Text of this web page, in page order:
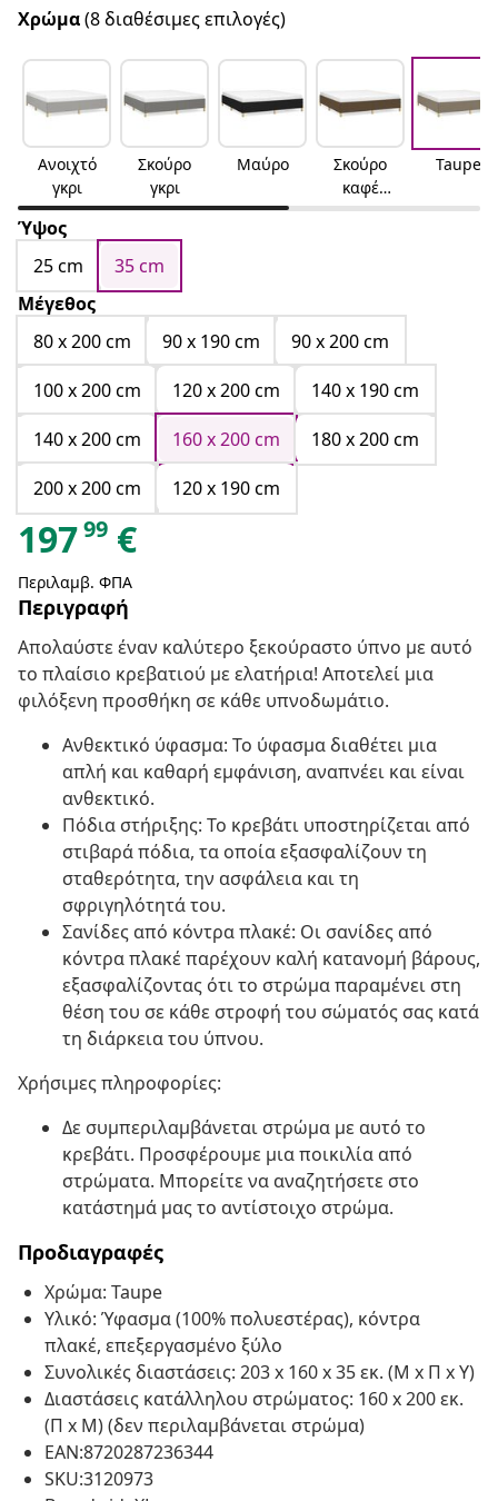
Χρώμα(8 διαθέσιμες επιλογές)
Ανοιχτό
γκρι
Σκούρο
γκρι
Μαύρο
Σκούρο
καφέ
Σκούρο
Taupe
Ύψος
25 cm
35 cm
Μέγεθος
80 x 200 cm
90 x 190 cm
90 x 200 cm
100 x 200 cm
120 x 200 cm
140 x 190 cm
140 x 200 cm
160 x 200 cm
180 x 200 cm
200 x 200 cm
120 x 190 cm
19799 €
Περιλαμβ. ΦΠΑ
Περιγραφή
Απολαύστε έναν καλύτερο ξεκούραστο ύπνο με αυτό
το πλαίσιο κρεβατιού με ελατήρια! Αποτελεί μια
φιλόξενη προσθήκη σε κάθε υπνοδωμάτιο.
Ανθεκτικό ύφασμα: Το ύφασμα διαθέτει μια
απλή και καθαρή εμφάνιση, αναπνέει και είναι
ανθεκτικό.
Πόδια στήριξης: Το κρεβάτι υποστηρίζεται από
στιβαρά πόδια, τα οποία εξασφαλίζουν τη
σταθερότητα, την ασφάλεια και τη
σφριγηλότητά του.
Σανίδες από κόντρα πλακέ: Οι σανίδες από
κόντρα πλακέ παρέχουν καλή κατανομή βάρους,
εξασφαλίζοντας ότι το στρώμα παραμένει στη
θέση του σε κάθε στροφή του σώματός σας κατά
τη διάρκεια του ύπνου.
Χρήσιμες πληροφορίες:
Δε συμπεριλαμβάνεται στρώμα με αυτό το
κρεβάτι. Προσφέρουμε μια ποικιλία από
στρώματα. Μπορείτε να αναζητήσετε στο
κατάστημά μας το αντίστοιχο στρώμα.
Προδιαγραφές
Χρώμα: Taupe
Υλικό: Ύφασμα (100% πολυεστέρας), κόντρα
πλακέ, επεξεργασμένο ξύλο
Συνολικές διαστάσεις: 203 x 160 x 35 εκ. (Μ x Π x Υ)
Διαστάσεις κατάλληλου στρώματος: 160 x 200 εκ.
(Π x Μ) (δεν περιλαμβάνεται στρώμα)
EAN:8720287236344
SKU:3120973